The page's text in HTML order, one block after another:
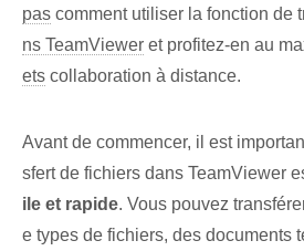
pas comment utiliser la fonction de
ns TeamViewer et profitez-en au
ets collaboration à distance.
Avant de commencer, ‌il est
sfert⁤ de fichiers⁢ dans TeamViewer
ile et rapide. Vous pouvez
e types de fichiers, des documents